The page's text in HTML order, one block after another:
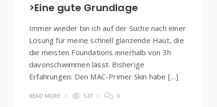
>Eine gute Grundlage
Immer wieder bin ich auf der Suche nach einer
Lösung für meine schnell glänzende Haut, die
die meisten Foundations innerhalb von 3h
davonschwimmen lässt. Bisherige
Erfahrungen: Den MAC-Primer Skin habe […]
READ MORE 527 0